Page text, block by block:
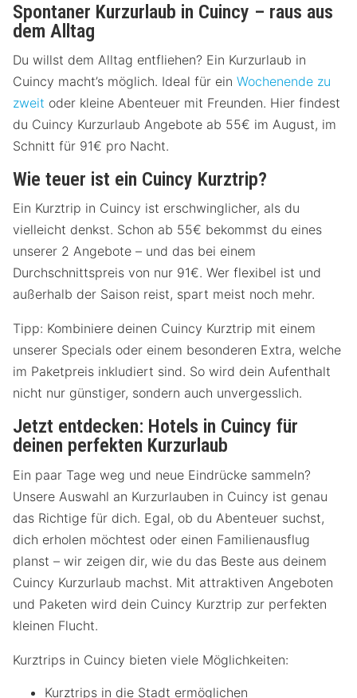
Spontaner Kurzurlaub in Cuincy – raus aus
dem Alltag
Du willst dem Alltag entfliehen? Ein Kurzurlaub in
Cuincy macht’s möglich. Ideal für ein Wochenende zu
zweit oder kleine Abenteuer mit Freunden. Hier findest
du Cuincy Kurzurlaub Angebote ab 55€ im August, im
Schnitt für 91€ pro Nacht.
Wie teuer ist ein Cuincy Kurztrip?
Ein Kurztrip in Cuincy ist erschwinglicher, als du
vielleicht denkst. Schon ab 55€ bekommst du eines
unserer 2 Angebote – und das bei einem
Durchschnittspreis von nur 91€. Wer flexibel ist und
außerhalb der Saison reist, spart meist noch mehr.
Tipp: Kombiniere deinen Cuincy Kurztrip mit einem
unserer Specials oder einem besonderen Extra, welche
im Paketpreis inkludiert sind. So wird dein Aufenthalt
nicht nur günstiger, sondern auch unvergesslich.
Jetzt entdecken: Hotels in Cuincy für
deinen perfekten Kurzurlaub
Ein paar Tage weg und neue Eindrücke sammeln?
Unsere Auswahl an Kurzurlauben in Cuincy ist genau
das Richtige für dich. Egal, ob du Abenteuer suchst,
dich erholen möchtest oder einen Familienausflug
planst – wir zeigen dir, wie du das Beste aus deinem
Cuincy Kurzurlaub machst. Mit attraktiven Angeboten
und Paketen wird dein Cuincy Kurztrip zur perfekten
kleinen Flucht.
Kurztrips in Cuincy bieten viele Möglichkeiten:
Kurztrips in die Stadt ermöglichen